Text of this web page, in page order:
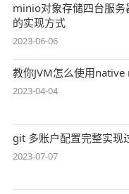
minio对象存储四台服
的实现方式
2023-06-06
教你JVM怎么使用
2023-04-04
git 多账户配置完整实现
2023-07-07